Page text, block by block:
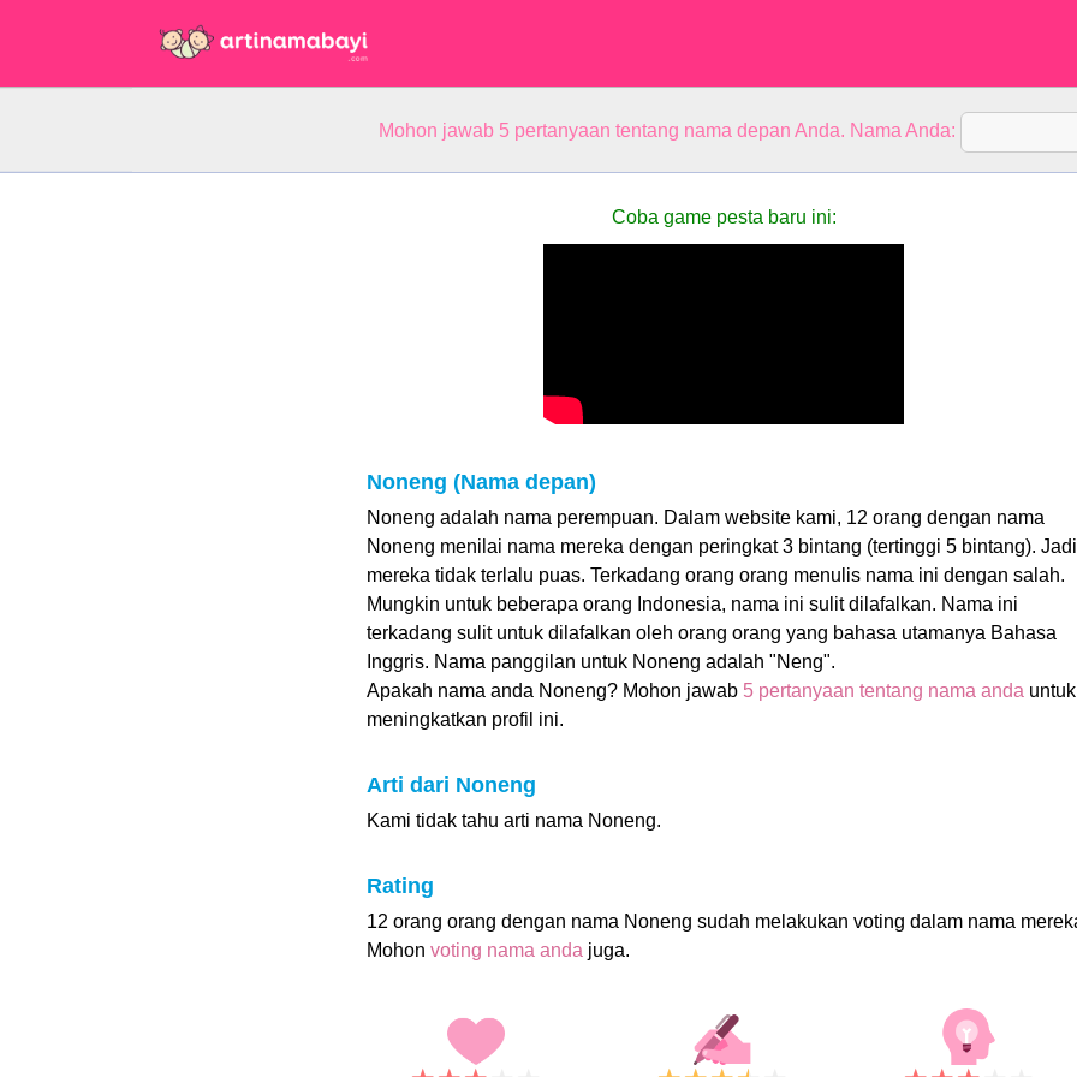
Mohon jawab 5 pertanyaan tentang nama depan Anda. Nama Anda:
Coba game pesta baru ini:
Noneng (Nama depan)
Noneng adalah nama perempuan. Dalam website kami, 12 orang dengan nama
Noneng menilai nama mereka dengan peringkat 3 bintang (tertinggi 5 bintang). Jadi
mereka tidak terlalu puas. Terkadang orang orang menulis nama ini dengan salah.
Mungkin untuk beberapa orang Indonesia, nama ini sulit dilafalkan. Nama ini
terkadang sulit untuk dilafalkan oleh orang orang yang bahasa utamanya Bahasa
Inggris. Nama panggilan untuk Noneng adalah "Neng".
Apakah nama anda Noneng? Mohon jawab 5 pertanyaan tentang nama anda untuk
meningkatkan profil ini.
Arti dari Noneng
Kami tidak tahu arti nama Noneng.
Rating
12 orang orang dengan nama Noneng sudah melakukan voting dalam nama
Mohon voting nama anda juga.